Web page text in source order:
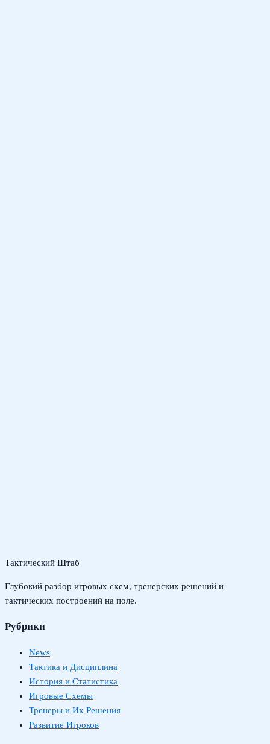
Тактический Штаб
Глубокий разбор игровых схем, тренерских решений и
тактических построений на поле.
Рубрики
News
Тактика и Дисциплина
История и Статистика
Игровые Схемы
Тренеры и Их Решения
Развитие Игроков